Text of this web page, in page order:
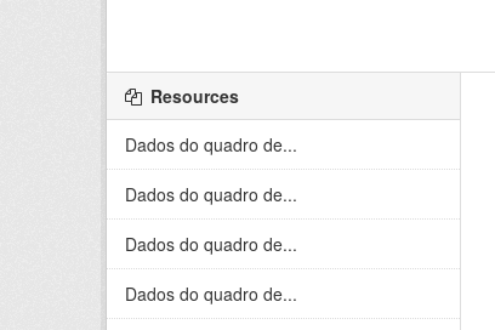
Resources
Dados do quadro de...
Dados do quadro de...
Dados do quadro de...
Dados do quadro de...